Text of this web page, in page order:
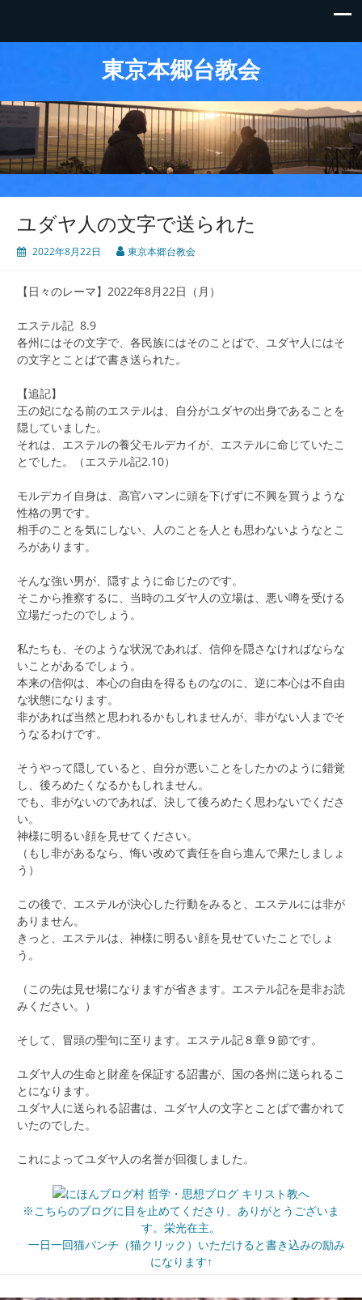
東京本郷台教会
ユダヤ人の文字で送られた
2022年8月22日 東京本郷台教会
【日々のレーマ】2022年8月22日（月）
エステル記 8.9
各州にはその文字で、各民族にはそのことばで、ユダヤ人にはそ
の文字とことばで書き送られた。
【追記】
王の妃になる前のエステルは、自分がユダヤの出身であることを
隠していました。
それは、エステルの養父モルデカイが、エステルに命じていたこ
とでした。（エステル記2.10）
モルデカイ自身は、高官ハマンに頭を下げずに不興を買うような
性格の男です。
相手のことを気にしない、人のことを人とも思わないようなとこ
ろがあります。
そんな強い男が、隠すように命じたのです。
そこから推察するに、当時のユダヤ人の立場は、悪い噂を受ける
立場だったのでしょう。
私たちも、そのような状況であれば、信仰を隠さなければならな
いことがあるでしょう。
本来の信仰は、本心の自由を得るものなのに、逆に本心は不自由
な状態になります。
非があれば当然と思われるかもしれませんが、非がない人までそ
うなるわけです。
そうやって隠していると、自分が悪いことをしたかのように錯覚
し、後ろめたくなるかもしれません。
でも、非がないのであれば、決して後ろめたく思わないでくださ
い。
神様に明るい顔を見せてください。
（もし非があるなら、悔い改めて責任を自ら進んで果たしましょ
う）
この後で、エステルが決心した行動をみると、エステルには非が
ありません。
きっと、エステルは、神様に明るい顔を見せていたことでしょ
う。
（この先は見せ場になりますが省きます。エステル記を是非お読
みください。）
そして、冒頭の聖句に至ります。エステル記８章９節です。
ユダヤ人の生命と財産を保証する詔書が、国の各州に送られるこ
とになります。
ユダヤ人に送られる詔書は、ユダヤ人の文字とことばで書かれて
いたのでした。
これによってユダヤ人の名誉が回復しました。
※こちらのブログに目を止めてくださり、ありがとうございま
す。栄光在主。
一日一回猫パンチ（猫クリック）いただけると書き込みの励み
になります↑